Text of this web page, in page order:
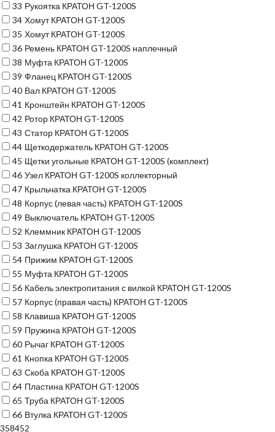
33 Рукоятка КРАТОН GT-1200S
34 Хомут КРАТОН GT-1200S
35 Хомут КРАТОН GT-1200S
36 Ремень КРАТОН GT-1200S наплечный
38 Муфта КРАТОН GT-1200S
39 Фланец КРАТОН GT-1200S
40 Вал КРАТОН GT-1200S
41 Кронштейн КРАТОН GT-1200S
42 Ротор КРАТОН GT-1200S
43 Статор КРАТОН GT-1200S
44 Щеткодержатель КРАТОН GT-1200S
45 Щетки угольные КРАТОН GT-1200S (комплект)
46 Узел КРАТОН GT-1200S коллекторный
47 Крыльчатка КРАТОН GT-1200S
48 Корпус (левая часть) КРАТОН GT-1200S
49 Выключатель КРАТОН GT-1200S
52 Клеммник КРАТОН GT-1200S
53 Заглушка КРАТОН GT-1200S
54 Прижим КРАТОН GT-1200S
55 Муфта КРАТОН GT-1200S
56 Кабель электропитания с вилкой КРАТОН GT-1200S
57 Корпус (правая часть) КРАТОН GT-1200S
58 Клавиша КРАТОН GT-1200S
59 Пружина КРАТОН GT-1200S
60 Рычаг КРАТОН GT-1200S
61 Кнопка КРАТОН GT-1200S
63 Скоба КРАТОН GT-1200S
64 Пластина КРАТОН GT-1200S
65 Труба КРАТОН GT-1200S
66 Втулка КРАТОН GT-1200S
358452